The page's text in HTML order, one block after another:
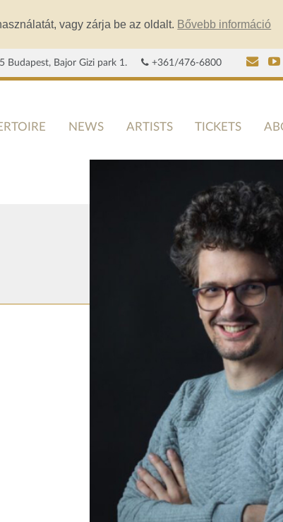
vagy zárja be az oldalt. Bővebb információ
Budapest, Bajor Gizi park 1. +361/476-6800
NEWS ARTISTS TICKETS